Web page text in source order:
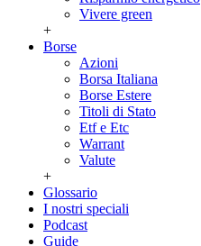
Vivere green
+
Borse
Azioni
Borsa Italiana
Borse Estere
Titoli di Stato
Etf e Etc
Warrant
Valute
+
Glossario
I nostri speciali
Podcast
Guide